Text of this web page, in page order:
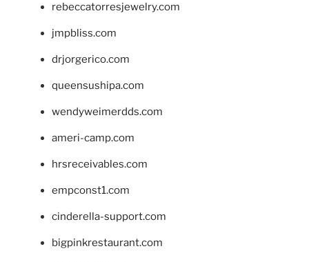
rebeccatorresjewelry.com
jmpbliss.com
drjorgerico.com
queensushipa.com
wendyweimerdds.com
ameri-camp.com
hrsreceivables.com
empconst1.com
cinderella-support.com
bigpinkrestaurant.com